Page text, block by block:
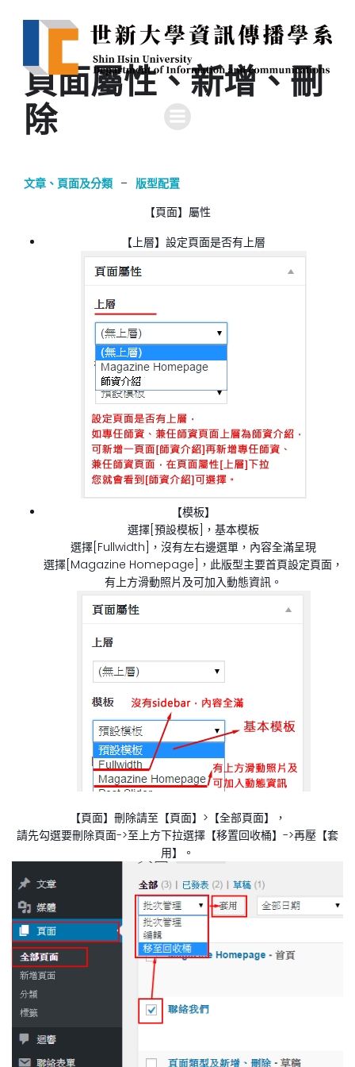
頁面屬性、新增、刪
除
文章、頁面及分類 – 版型配置
【頁面】屬性
【上層】設定頁面是否有上層
【模板】
選擇[預設模板]，基本模板
選擇[Fullwidth]，沒有左右邊選單，內容全滿呈現
選擇[Magazine Homepage]，此版型主要首頁設定頁面，
有上方滑動照片及可加入動態資訊。
【頁面】刪除請至【頁面】>【全部頁面】，
請先勾選要刪除頁面->至上方下拉選擇【移置回收桶】->再壓【套
用】。